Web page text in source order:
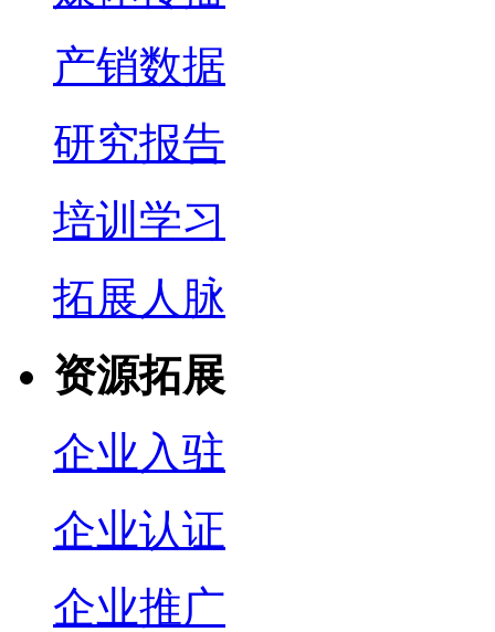
产销数据
研究报告
培训学习
拓展人脉
资源拓展
企业入驻
企业认证
企业推广